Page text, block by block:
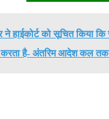
हाईकोर्ट को सूचित किया कि
करता है- अंतरिम आदेश कल तक